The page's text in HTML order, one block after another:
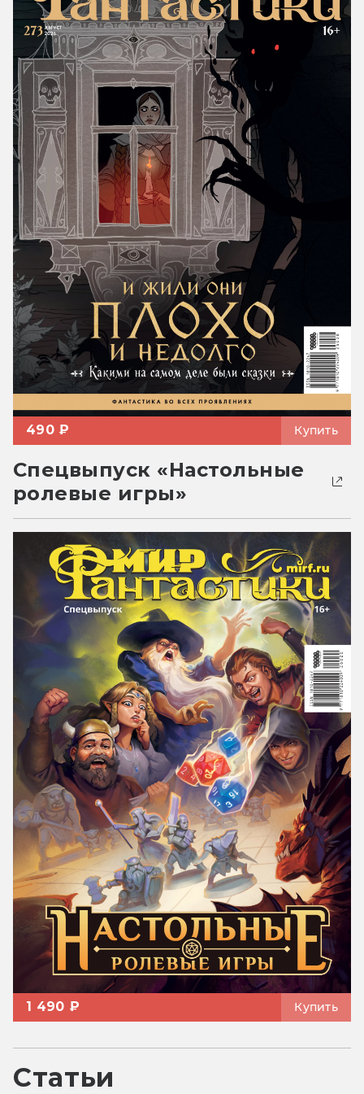
490 ₽ Купить
Спецвыпуск «Настольные
ролевые игры»
1 490 ₽ Купить
Статьи